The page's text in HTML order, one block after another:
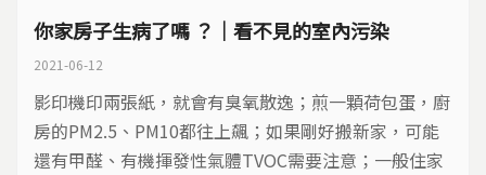
你家房子生病了嗎 ？｜看不見的室內污染
2021-06-12
影印機印兩張紙，就會有臭氧散逸；煎一顆荷包蛋，廚
房的PM2.5、PM10都往上飆；如果剛好搬新家，可能
還有甲醛、有機揮發性氣體TVOC需要注意；一般住家